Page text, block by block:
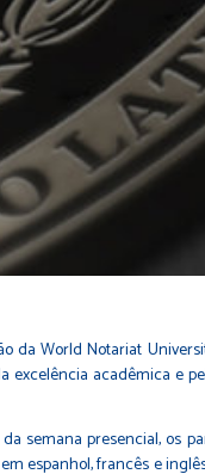
World Notariat
acadêmica e
semana presencial, os
espanhol, francês e